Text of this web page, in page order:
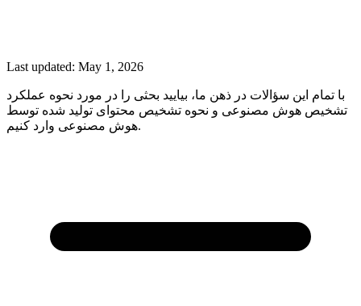
Last updated: May 1, 2026
با تمام این سؤالات در ذهن ما، بیایید بحثی را در مورد نحوه عملکرد
تشخیص هوش مصنوعی و نحوه تشخیص محتوای تولید شده توسط
هوش مصنوعی وارد کنیم.